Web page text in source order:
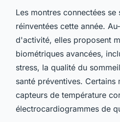
Les montres connectées se
réinventées cette année.
d'activité, elles proposent
biométriques avancées,
stress, la qualité du
santé préventives. Certains
capteurs de température
électrocardiogrammes de